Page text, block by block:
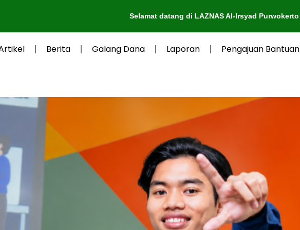
Selamat datang di LAZNAS Al-Irsyad Purwokerto
Berita Galang Dana Laporan Pengajuan Bantuan